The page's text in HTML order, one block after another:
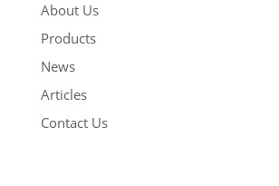
About Us
Products
News
Articles
Contact Us